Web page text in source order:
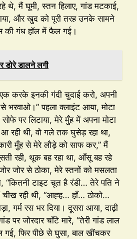
थे, मैं घूमी, स्तन हिलाए, गांड मटकाई,
और खुद को पूरी तरह उनके सामने
की गंध हॉल में फैल गई।
डोरे डालने लगी
करके इनकी गंदी चुदाई करो, अपनी
पहला क्लाइंट आया, मोटा
पर लिटाया, मेरे मुँह में अपना मोटा
आ रही थी, वो गले तक घुसेड़ रहा था,
मुँह से मेरे लौड़े को साफ कर,” मैं
रही, थूक बह रहा था, आँसू बह रहे
जोर से ठोका, मेरे स्तनों को मसलता
“कितनी टाइट चूत है रंडी… तेरे पति ने
चीख रही थी, “आह्ह… हाँ… ठोको…
गर्म रस भर दिया। दूसरा आया, दाढ़ी
पर जोरदार चाँटे मारे, “तेरी गांड लाल
फिर पीछे से घुसा, बाल खींचकर